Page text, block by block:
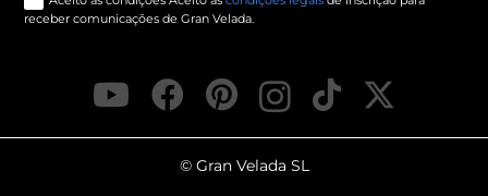
receber comunicações de Gran Velada.
© Gran Velada SL